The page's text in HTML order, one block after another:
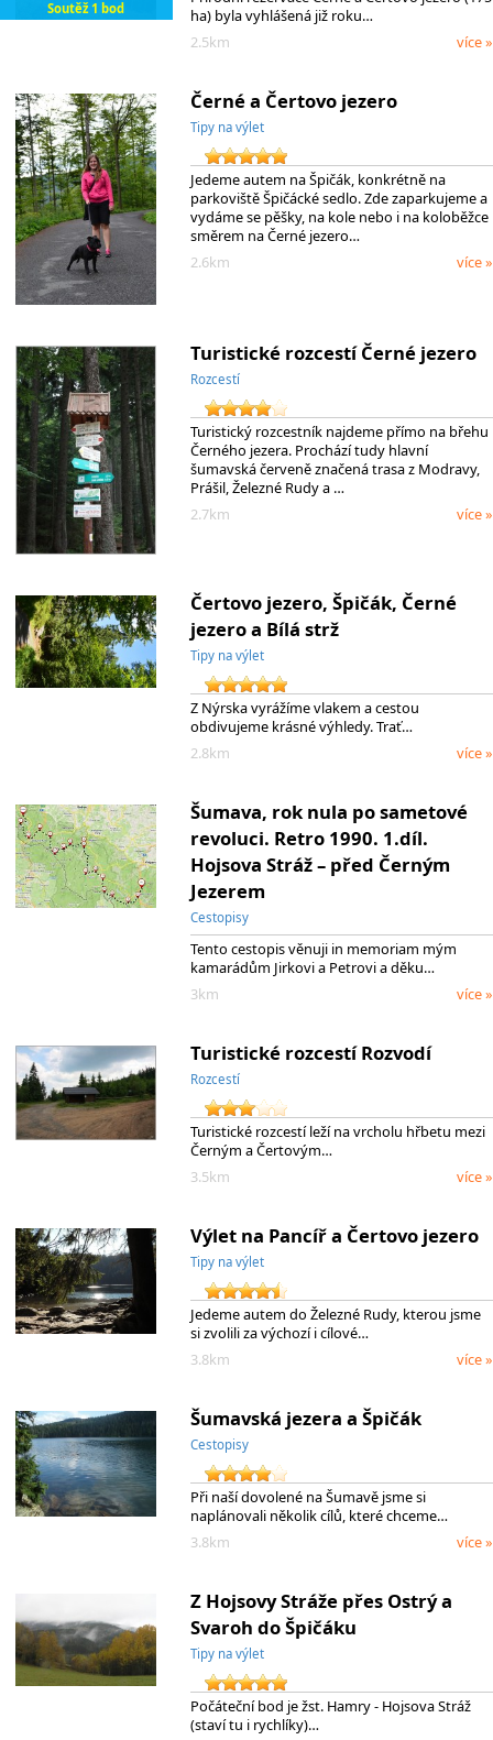
Soutěž 1 bod
ha) byla vyhlášená již roku…
2.5km
více »
Černé a Čertovo jezero
Tipy na výlet
Jedeme autem na Špičák, konkrétně na
parkoviště Špičácké sedlo. Zde zaparkujeme a
vydáme se pěšky, na kole nebo i na koloběžce
směrem na Černé jezero…
2.6km
více »
Turistické rozcestí Černé jezero
Rozcestí
Turistický rozcestník najdeme přímo na břehu
Černého jezera. Prochází tudy hlavní
šumavská červeně značená trasa z Modravy,
Prášil, Železné Rudy a …
2.7km
více »
Čertovo jezero, Špičák, Černé
jezero a Bílá strž
Tipy na výlet
Z Nýrska vyrážíme vlakem a cestou
obdivujeme krásné výhledy. Trať…
2.8km
více »
Šumava, rok nula po sametové
revoluci. Retro 1990. 1.díl.
Hojsova Stráž – před Černým
Jezerem
Cestopisy
Tento cestopis věnuji in memoriam mým
kamarádům Jirkovi a Petrovi a děku…
3km
více »
Turistické rozcestí Rozvodí
Rozcestí
Turistické rozcestí leží na vrcholu hřbetu mezi
Černým a Čertovým…
3.5km
více »
Výlet na Pancíř a Čertovo jezero
Tipy na výlet
Jedeme autem do Železné Rudy, kterou jsme
si zvolili za výchozí i cílové…
3.8km
více »
Šumavská jezera a Špičák
Cestopisy
Při naší dovolené na Šumavě jsme si
naplánovali několik cílů, které chceme…
3.8km
více »
Z Hojsovy Stráže přes Ostrý a
Svaroh do Špičáku
Tipy na výlet
Počáteční bod je žst. Hamry - Hojsova Stráž
(staví tu i rychlíky)…